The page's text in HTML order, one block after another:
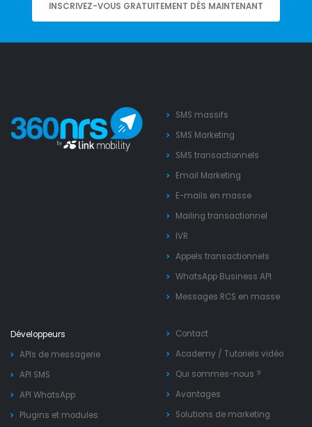
INSCRIVEZ-VOUS GRATUITEMENT DÈS MAINTENANT
SMS massifs
SMS Marketing
SMS transactionnels
Email Marketing
E-mails en masse
Mailing transactionnel
IVR
Appels transactionnels
WhatsApp Business API
Messages RCS en masse
Développeurs
APIs de messagerie
API SMS
API WhatsApp
Plugins et modules
Contact
Academy / Tutoriels vidéo
Qui sommes-nous ?
Avantages
Solutions de marketing